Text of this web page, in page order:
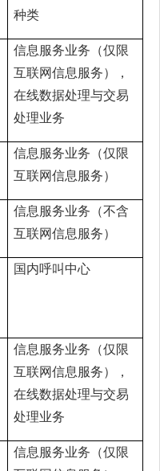
种类
信息服务业务（仅限
互联网信息服务），
在线数据处理与交易
处理业务
信息服务业务（仅限
互联网信息服务）
信息服务业务（不含
互联网信息服务）
国内呼叫中心
信息服务业务（仅限
互联网信息服务），
在线数据处理与交易
处理业务
信息服务业务（仅限